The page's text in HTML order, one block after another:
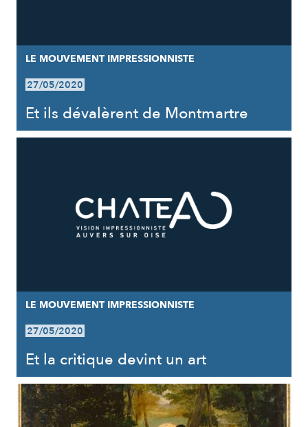
LE MOUVEMENT IMPRESSIONNISTE
27/05/2020
Et ils dévalèrent de Montmartre
LE MOUVEMENT IMPRESSIONNISTE
27/05/2020
Et la critique devint un art